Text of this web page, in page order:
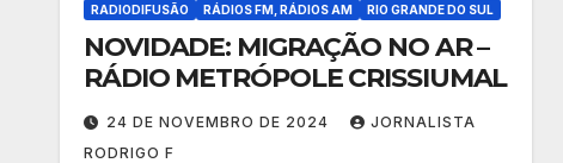
RADIODIFUSÃO
RÁDIOS FM, RÁDIOS AM RIO GRANDE DO SUL
NOVIDADE: MIGRAÇÃO NO AR –
RÁDIO METRÓPOLE CRISSIUMAL
24 DE NOVEMBRO DE 2024
JORNALISTA
RODRIGO F